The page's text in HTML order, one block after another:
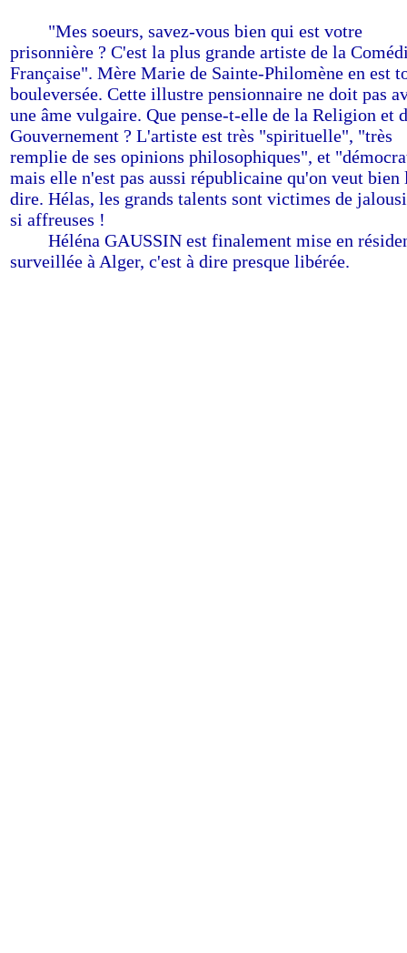
"Mes soeurs, savez-vous bien qui est votre
prisonnière ? C'est la plus grande artiste de la
Française". Mère Marie de Sainte-Philomène en est
bouleversée. Cette illustre pensionnaire ne doit pas
une âme vulgaire. Que pense-t-elle de la Religion et
Gouvernement ? L'artiste est très "spirituelle", "très
remplie de ses opinions philosophiques", et
mais elle n'est pas aussi républicaine qu'on veut bien
dire. Hélas, les grands talents sont victimes de
si affreuses !
Héléna GAUSSIN est finalement mise en
surveillée à Alger, c'est à dire presque libérée.